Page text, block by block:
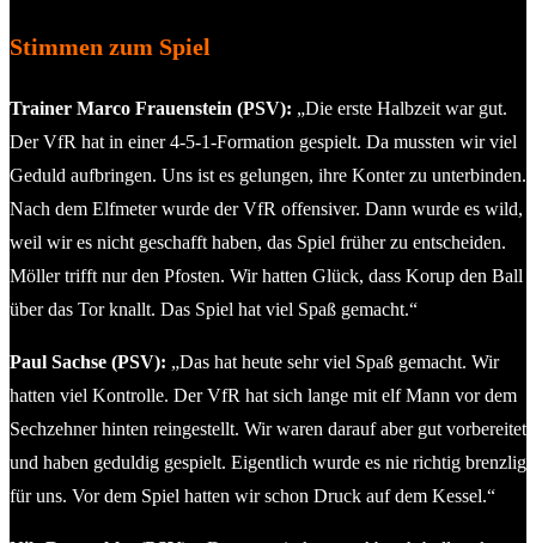
Stimmen zum Spiel
Trainer Marco Frauenstein (PSV): „Die erste Halbzeit war gut.
Der VfR hat in einer 4-5-1-Formation gespielt. Da mussten wir viel
Geduld aufbringen. Uns ist es gelungen, ihre Konter zu unterbinden.
Nach dem Elfmeter wurde der VfR offensiver. Dann wurde es wild,
weil wir es nicht geschafft haben, das Spiel früher zu entscheiden.
Möller trifft nur den Pfosten. Wir hatten Glück, dass Korup den Ball
über das Tor knallt. Das Spiel hat viel Spaß gemacht.“
Paul Sachse (PSV): „Das hat heute sehr viel Spaß gemacht. Wir
hatten viel Kontrolle. Der VfR hat sich lange mit elf Mann vor dem
Sechzehner hinten reingestellt. Wir waren darauf aber gut vorbereitet
und haben geduldig gespielt. Eigentlich wurde es nie richtig brenzlig
für uns. Vor dem Spiel hatten wir schon Druck auf dem Kessel.“